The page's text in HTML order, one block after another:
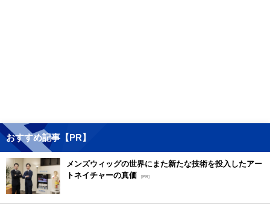
おすすめ記事【PR】
メンズウィッグの世界にまた新たな技術を投入したアー
トネイチャーの真価 [PR]